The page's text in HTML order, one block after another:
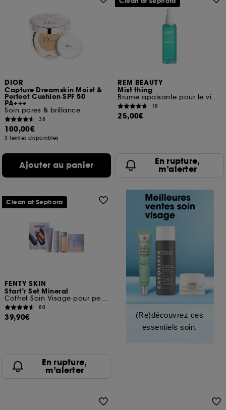
DIOR
Capture Dreamskin Moist &
Perfect Cushion SPF 50
PA+++
Soin pores & brillance
38
100,00€
3 teintes disponibles
Ajouter au panier
REM BEAUTY
Mist thing
Brume apaisante pour le visage
18
25,00€
En rupture,
m’alerter
FENTY SKIN
Start'r Set Mineral
Coffret Soin Visage pour peau normale à grasse
80
39,90€
En rupture,
m’alerter
Clean at Sephora
(Re)découvrez ces
essentiels soin.